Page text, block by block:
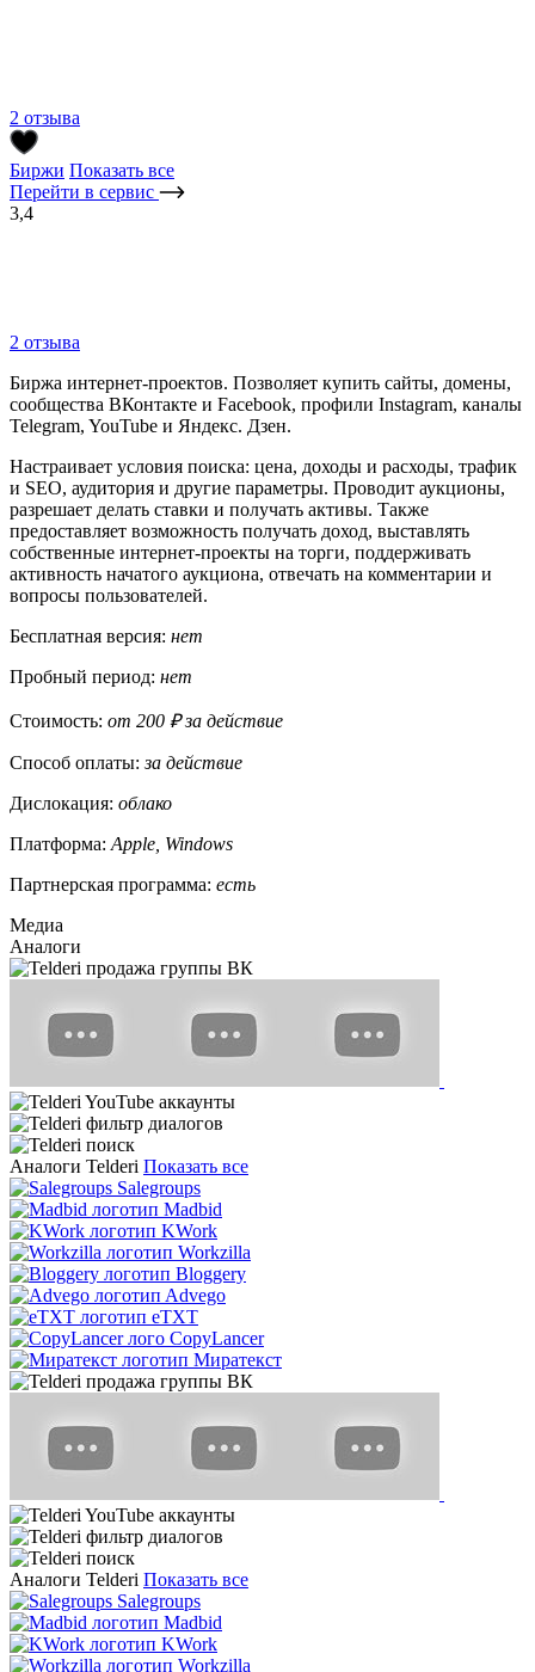
2 отзыва
Биржи Показать все
Перейти в сервис
3,4
2 отзыва
Биржа интернет-проектов. Позволяет купить сайты, домены,
сообщества ВКонтакте и Facebook, профили Instagram, каналы
Telegram, YouTube и Яндекс. Дзен.
Настраивает условия поиска: цена, доходы и расходы, трафик
и SEO, аудитория и другие параметры. Проводит аукционы,
разрешает делать ставки и получать активы. Также
предоставляет возможность получать доход, выставлять
собственные интернет-проекты на торги, поддерживать
активность начатого аукциона, отвечать на комментарии и
вопросы пользователей.
Бесплатная версия: нет
Пробный период: нет
Стоимость: от 200 ₽ за действие
Способ оплаты:за действие
Дислокация: облако
Платформа: Apple, Windows
Партнерская программа: есть
Медиа
Аналоги
Аналоги Telderi Показать все
Salegroups
Madbid
KWork
Workzilla
Bloggery
Advego
eTXT
CopyLancer
Миратекст
Аналоги Telderi Показать все
Salegroups
Madbid
KWork
Workzilla